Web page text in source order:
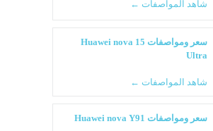
شاهد المواصفات ←
سعر ومواصفات Huawei nova 15
Ultra
شاهد المواصفات ←
سعر ومواصفات Huawei nova Y91